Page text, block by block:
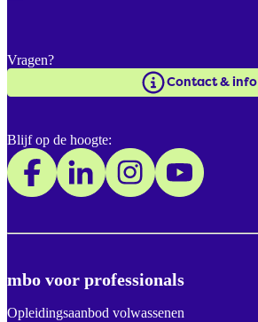
mbo voor professionals
Opleidingsaanbod volwassenen
Vragen?
Contact & info
Blijf op de hoogte: